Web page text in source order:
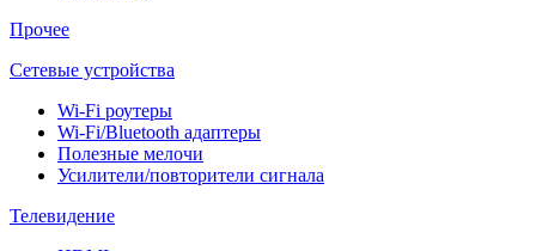
Прочее
Сетевые устройства
Wi-Fi роутеры
Wi-Fi/Bluetooth адаптеры
Полезные мелочи
Усилители/повторители сигнала
Телевидение